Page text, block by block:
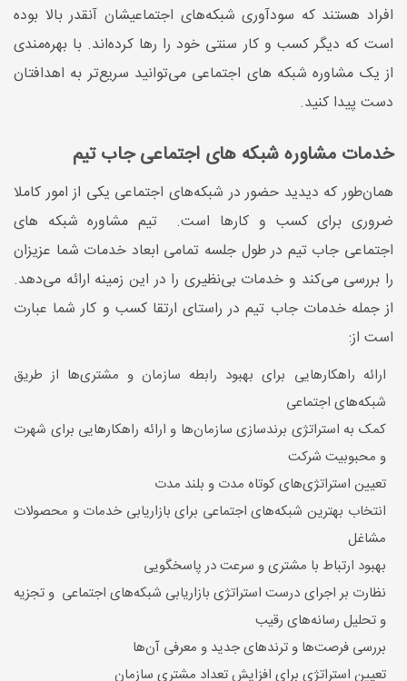
افراد هستند که سودآوری شبکه‌های اجتماعیشان آنقدر بالا بوده
است که دیگر کسب ‌و کار سنتی خود را رها کرده‌اند. با بهره‌مندی
از یک مشاوره شبکه های اجتماعی می‌توانید سریع‌تر به اهدافتان
دست پیدا ‌کنید.
خدمات مشاوره شبکه های اجتماعی جاب تیم
همان‌طور که دیدید حضور در شبکه‌های اجتماعی یکی از امور کاملا
ضروری برای کسب و کارها است. تیم مشاوره شبکه‌ های
اجتماعی جاب تیم در طول جلسه تمامی ابعاد خدمات شما عزیزان
را بررسی می‌کند و خدمات بی‌نظیری را در این زمینه ارائه می‌دهد.
از جمله خدمات جاب تیم در راستای ارتقا کسب و کار شما عبارت
است از:
ارائه راهکارهایی برای بهبود رابطه‌ سازمان و مشتری‌ها از طریق
شبکه‌های اجتماعی
کمک به استراتژی برندسازی سازمان‌ها و ارائه‌ راهکارهایی برای شهرت
و محبوبیت شرکت
تعیین استراتژی‌های کوتاه مدت و بلند مدت
انتخاب بهترین شبکه‌های اجتماعی برای بازاریابی خدمات و محصولات
مشاغل
بهبود ارتباط با مشتری و سرعت در پاسخگویی
نظارت بر اجرای درست استراتژی بازاریابی شبکه‌های اجتماعی و تجزیه
و تحلیل رسانه‌های رقیب
بررسی فرصت‌ها و ترندهای جدید و معرفی آن‌ها
تعیین استراتژی برای افزایش تعداد مشتری سازمان